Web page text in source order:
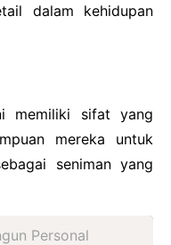
dalam kehidupan
memiliki sifat yang
mereka untuk
seniman yang
Personal